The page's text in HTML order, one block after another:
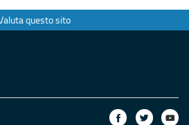
questo sito